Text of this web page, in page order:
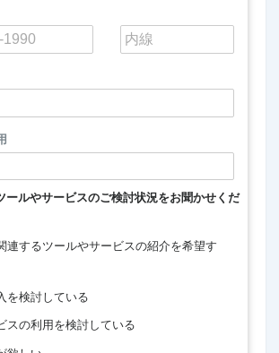
ールやサービスのご検討状況をお聞かせくだ
連するツールやサービスの紹介を希望す
を検討している
スの利用を検討している